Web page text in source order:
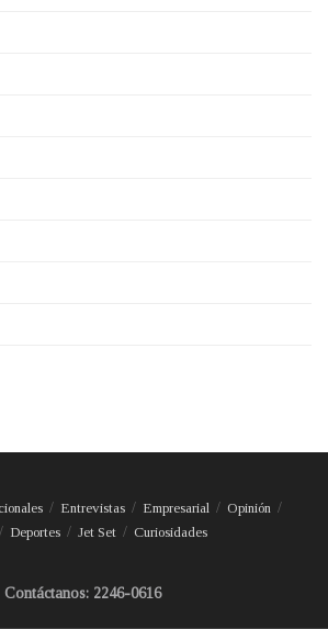
Entrevistas Empresarial
Opinión
Deportes Jet Set Curiosidades
Contáctanos: 2246-0616